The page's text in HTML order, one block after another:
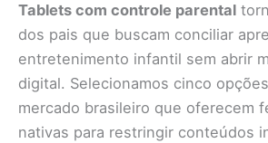
Tablets com controle parental
dos pais que buscam conciliar
entretenimento infantil sem abrir
digital. Selecionamos cinco
mercado brasileiro que oferecem
nativas para restringir conteúdos